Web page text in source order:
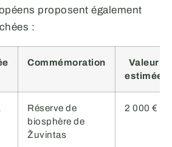
proposent également
:
Commémoration
Valeur
estimée
Réserve de
biosphère de
Žuvintas
2 000 €